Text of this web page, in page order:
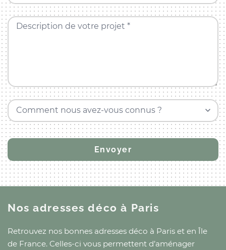
Description de votre projet *
Comment nous avez-vous connus ?
Nos adresses décoà Paris
Retrouvez nos bonnes adresses déco à Paris et en Île
de France. Celles-ci vous permettent d’aménager